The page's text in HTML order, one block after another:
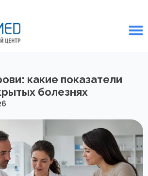
какие показатели
болезнях